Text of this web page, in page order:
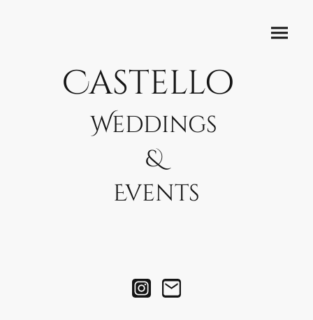
Castello
Weddings
&
Events